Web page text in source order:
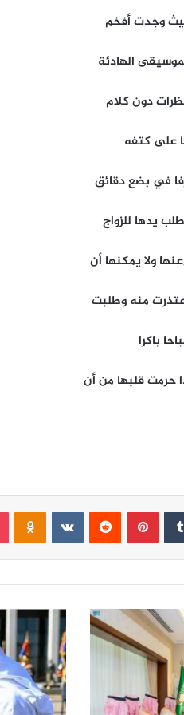
حيث وجدت أفخم
الهادئة
دون كلام
على كتفه
في بضع دقائق
يدها للزواج
ولا يمكنها أن
منه وطلبت
باكرا
حرمت قلبها من أن
بينتيريست
ا
ل
ر
ئ
ي
س